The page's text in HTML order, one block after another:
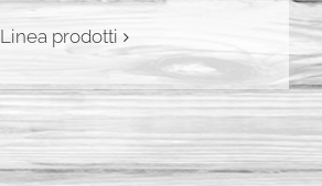
Linea prodotti